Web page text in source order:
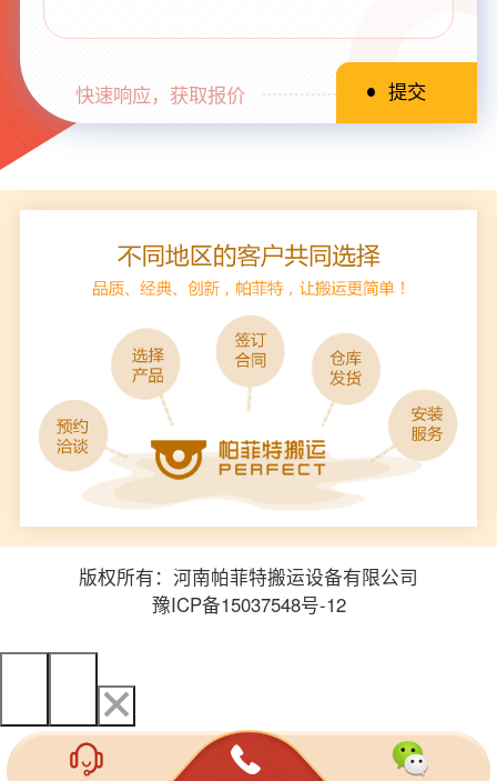
快速响应，获取报价
版权所有：河南帕菲特搬运设备有限公司
豫ICP备15037548号-12